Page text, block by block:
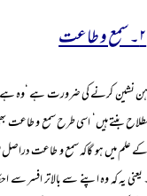
۲۔سمع و طاعت
کرنے کی ضرورت ہے ‘وہ ہے
اصطلاح بنتے ہیں‘ اسی طرح سمع و
کے علم میں ہو گاکہ سمع و طاعت
کہ وہ اپنے سے بالاتر افسر سے